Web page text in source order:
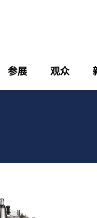
参展 观众